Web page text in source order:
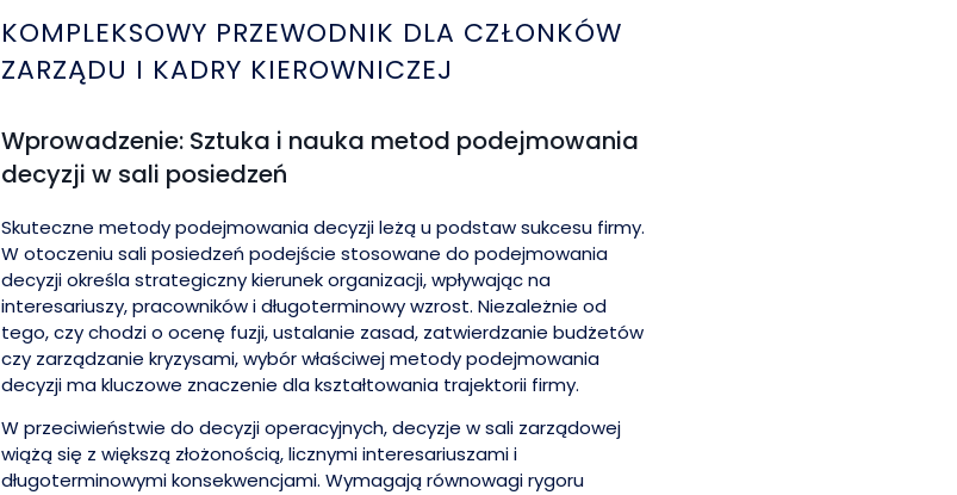
KOMPLEKSOWY PRZEWODNIK DLA CZŁONKÓW
ZARZĄDU I KADRY KIEROWNICZEJ
Wprowadzenie: Sztuka i nauka metod podejmowania
decyzji w sali posiedzeń
Skuteczne metody podejmowania decyzji leżą u podstaw sukcesu firmy.
W otoczeniu sali posiedzeń podejście stosowane do podejmowania
decyzji określa strategiczny kierunek organizacji, wpływając na
interesariuszy, pracowników i długoterminowy wzrost. Niezależnie od
tego, czy chodzi o ocenę fuzji, ustalanie zasad, zatwierdzanie budżetów
czy zarządzanie kryzysami, wybór właściwej metody podejmowania
decyzji ma kluczowe znaczenie dla kształtowania trajektorii firmy.
W przeciwieństwie do decyzji operacyjnych, decyzje w sali zarządowej
wiążą się z większą złożonością, licznymi interesariuszami i
długoterminowymi konsekwencjami. Wymagają równowagi rygoru